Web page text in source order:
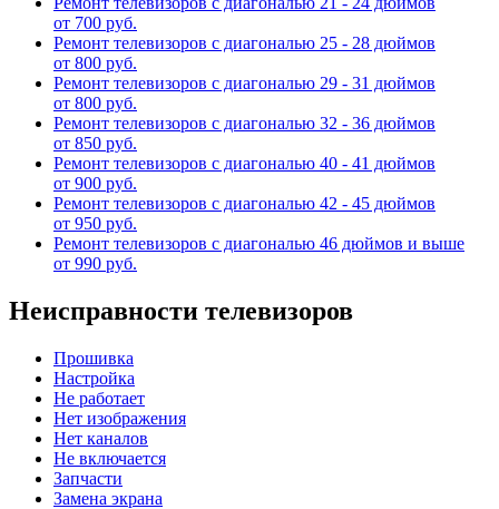
от 700 руб.
Ремонт телевизоров с диагональю 25 - 28 дюймов
от 800 руб.
Ремонт телевизоров с диагональю 29 - 31 дюймов
от 800 руб.
Ремонт телевизоров с диагональю 32 - 36 дюймов
от 850 руб.
Ремонт телевизоров с диагональю 40 - 41 дюймов
от 900 руб.
Ремонт телевизоров с диагональю 42 - 45 дюймов
от 950 руб.
Ремонт телевизоров с диагональю 46 дюймов и выше
от 990 руб.
Неисправности телевизоров
Прошивка
Настройка
Не работает
Нет изображения
Нет каналов
Не включается
Запчасти
Замена экрана